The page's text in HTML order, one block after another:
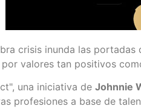
crisis inunda las
valores tan positivos
una iniciativa de Johnnie
profesiones a base de